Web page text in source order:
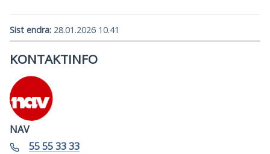
Sist endra 28.01.2026 10.41
KONTAKTINFO
NAV
Telefon
55 55 33 33